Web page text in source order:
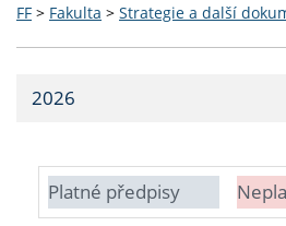
FF > Fakulta > Strategie a další
2026
Platné předpisy